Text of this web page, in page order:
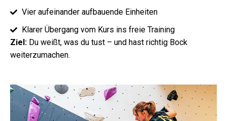
Vier aufeinander aufbauende Einheiten
Klarer Übergang vom Kurs ins freie Training
Ziel: Du weißt, was du tust – und hast richtig Bock
weiterzumachen.